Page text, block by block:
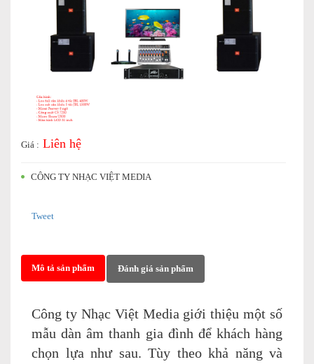
Giá : Liên hệ
CÔNG TY NHẠC VIỆT MEDIA
Tweet
Mô tả sản phẩm Đánh giá sản phẩm
Công ty Nhạc Việt Media giới thiệu một số
mẫu dàn âm thanh gia đình để khách hàng
chọn lựa như sau. Tùy theo khả năng và